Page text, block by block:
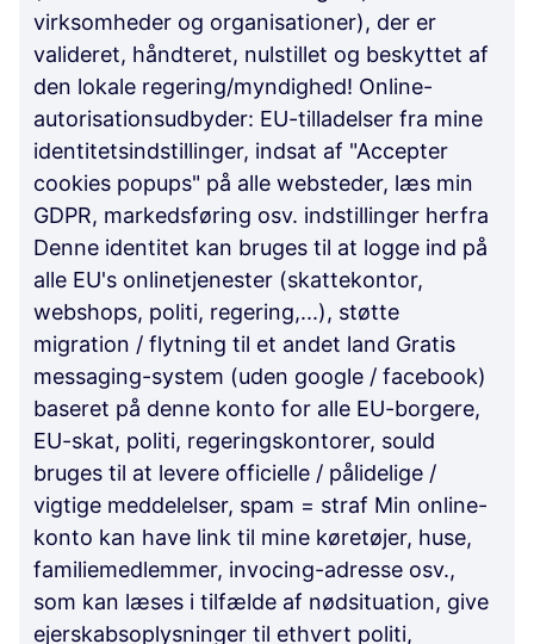
virksomheder og organisationer), der er
valideret, håndteret, nulstillet og beskyttet af
den lokale regering/myndighed! Online-
autorisationsudbyder: EU-tilladelser fra mine
identitetsindstillinger, indsat af "Accepter
cookies popups" på alle websteder, læs min
GDPR, markedsføring osv. indstillinger herfra
Denne identitet kan bruges til at logge ind på
alle EU's onlinetjenester (skattekontor,
webshops, politi, regering,...), støtte
migration / flytning til et andet land Gratis
messaging-system (uden google / facebook)
baseret på denne konto for alle EU-borgere,
EU-skat, politi, regeringskontorer, sould
bruges til at levere officielle / pålidelige /
vigtige meddelelser, spam = straf Min online-
konto kan have link til mine køretøjer, huse,
familiemedlemmer, invocing-adresse osv.,
som kan læses i tilfælde af nødsituation, give
ejerskabsoplysninger til ethvert politi,